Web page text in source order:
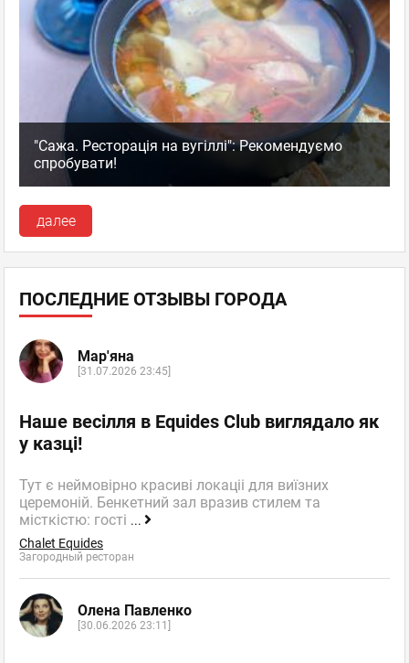
"Сажа. Ресторація на вугіллі": Рекомендуємо
спробувати!
далее
ПОСЛЕДНИЕ ОТЗЫВЫ ГОРОДА
Мар'яна
[31.07.2026 23:45]
Наше весілля в Equides Club виглядало як
у казці!
Тут є неймовірно красиві локаціі для виїзних
церемоній. Бенкетний зал вразив стилем та
місткістю: гості ...
Chalet Equides
Загородный ресторан
Олена Павленко
[30.06.2026 23:11]